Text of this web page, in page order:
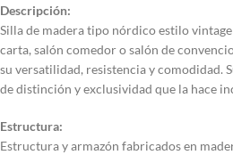
Descripción:
Silla de madera tipo nórdico estilo
carta, salón comedor o salón de
su versatilidad, resistencia y comodidad.
de distinción y exclusividad que la hace
Estructura:
Estructura y armazón fabricados en